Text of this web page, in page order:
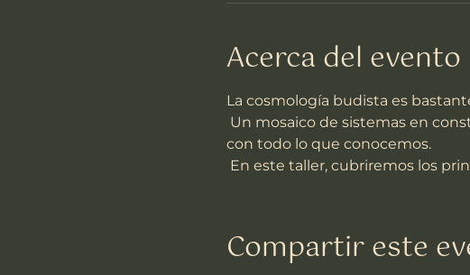
Acerca del evento
La cosmología budista es
con todo lo que conocemos.
En este taller, cubriremos los
Compartir este